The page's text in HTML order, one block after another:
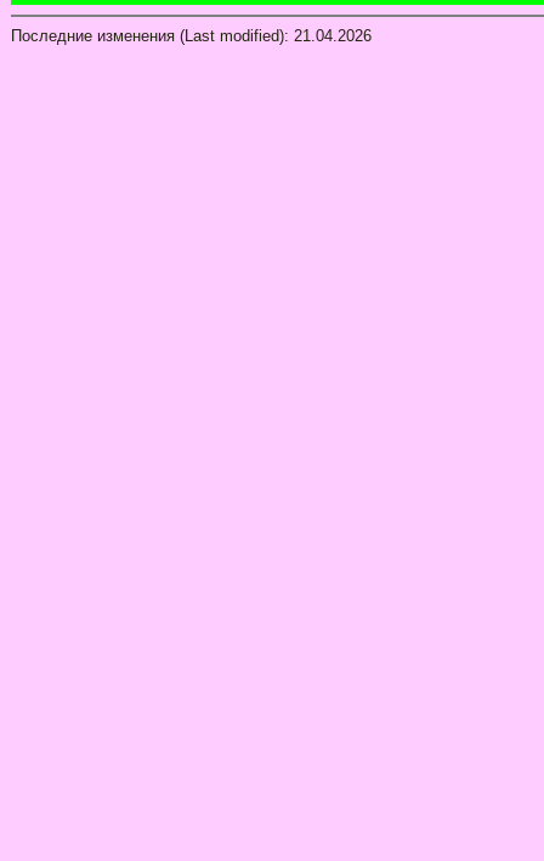
Последние изменения (Last modified): 21.04.2026